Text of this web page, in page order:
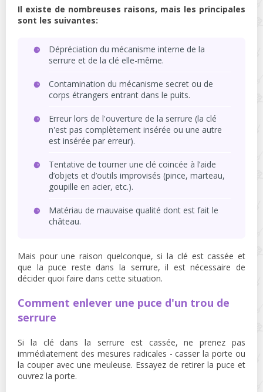
Il existe de nombreuses raisons, mais les principales
sont les suivantes:
Dépréciation du mécanisme interne de la
serrure et de la clé elle-même.
Contamination du mécanisme secret ou de
corps étrangers entrant dans le puits.
Erreur lors de l'ouverture de la serrure (la clé
n'est pas complètement insérée ou une autre
est insérée par erreur).
Tentative de tourner une clé coincée à l’aide
d’objets et d’outils improvisés (pince, marteau,
goupille en acier, etc.).
Matériau de mauvaise qualité dont est fait le
château.
Mais pour une raison quelconque, si la clé est cassée et
que la puce reste dans la serrure, il est nécessaire de
décider quoi faire dans cette situation.
Comment enlever une puce d'un trou de
serrure
Si la clé dans la serrure est cassée, ne prenez pas
immédiatement des mesures radicales - casser la porte ou
la couper avec une meuleuse. Essayez de retirer la puce et
ouvrez la porte.